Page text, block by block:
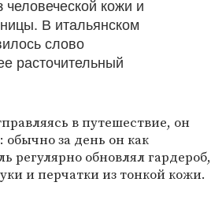
человеческой кожи и
В итальянском
слово
расточительный
в путешествие, он
за день он как
обновлял гардероб,
и перчатки из тонкой кожи.